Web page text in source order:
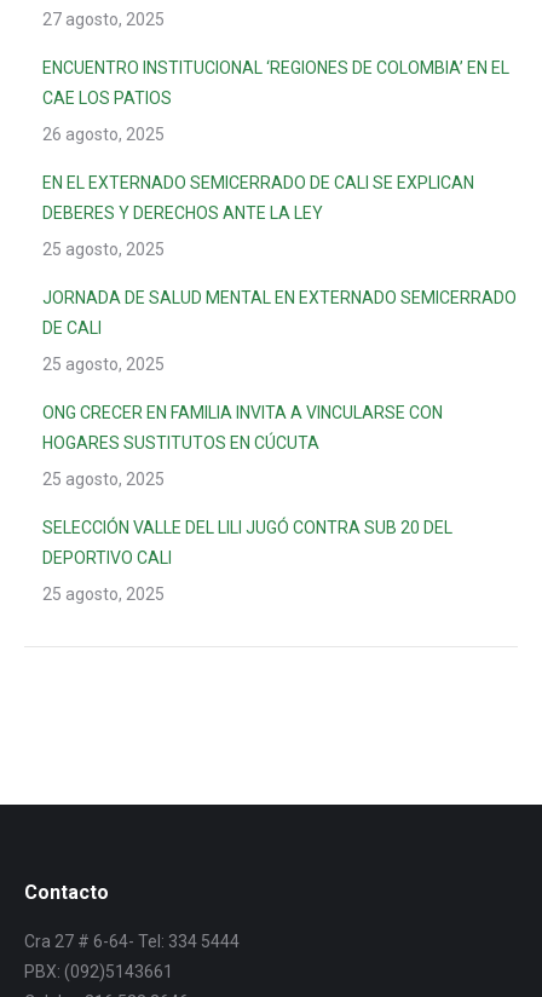
27 agosto, 2025
ENCUENTRO INSTITUCIONAL ‘REGIONES DE COLOMBIA’ EN EL
CAE LOS PATIOS
26 agosto, 2025
EN EL EXTERNADO SEMICERRADO DE CALI SE EXPLICAN
DEBERES Y DERECHOS ANTE LA LEY
25 agosto, 2025
JORNADA DE SALUD MENTAL EN EXTERNADO SEMICERRADO
DE CALI
25 agosto, 2025
ONG CRECER EN FAMILIA INVITA A VINCULARSE CON
HOGARES SUSTITUTOS EN CÚCUTA
25 agosto, 2025
SELECCIÓN VALLE DEL LILI JUGÓ CONTRA SUB 20 DEL
DEPORTIVO CALI
25 agosto, 2025
Contacto
Cra 27 # 6-64- Tel: 334 5444
PBX: (092)5143661